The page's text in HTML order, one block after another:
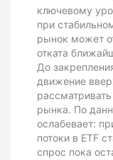
ключевому
при
рынок может
отката
До
движение
рынка. По
ослабевает:
потоки в ETF
спрос пока